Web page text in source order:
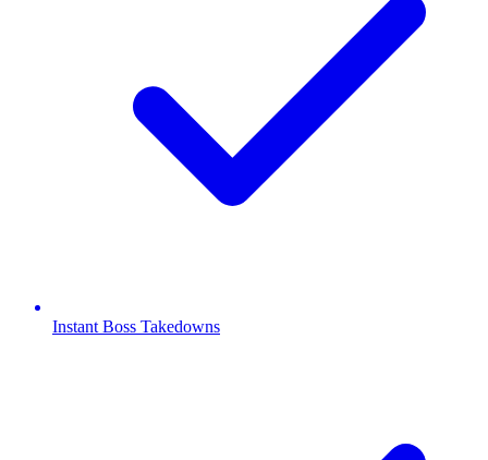
Instant Boss Takedowns